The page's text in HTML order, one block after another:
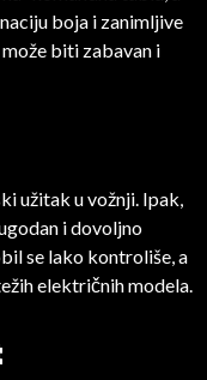
boja i zanimljive
biti zabavan i
užitak u vožnji. Ipak,
i dovoljno
se lako kontroliše, a
električnih modela.